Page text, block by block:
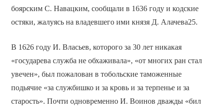
боярским С. Навацким, сообщали в 1636 году и кодские
остяки, жалуясь на владевшего ими князя Д. Алачева25.
В 1626 году И. Власьев, которого за 30 лет никакая
«государева служба не обхаживала», «от многих ран стал
увечен», был пожалован в тобольские таможенные
подьячие «за службишко и за кровь и за терпенье и за
старость». Почти одновременно И. Воинов дважды «бил